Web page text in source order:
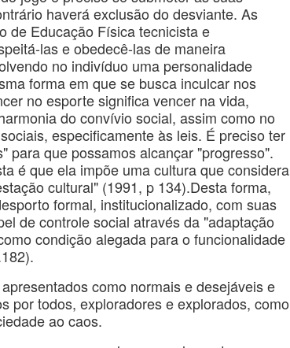
haverá exclusão do desviante. As
de Educação Física tecnicista e
las e obedecê-las de maneira
no indivíduo uma personalidade
forma em que se busca inculcar nos
no esporte significa vencer na vida,
do convívio social, assim como no
especificamente às leis. É preciso ter
para que possamos alcançar "progresso".
é que ela impõe uma cultura que considera
cultural" (1991, p 134).Desta forma,
formal, institucionalizado, com suas
de controle social através da "adaptação
condição alegada para o funcionalidade
como normais e desejáveis e
por todos, exploradores e explorados, como
ao caos.